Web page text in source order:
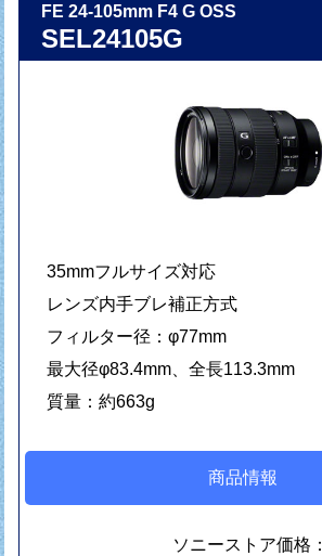
FE 24-105mm F4 G OSS
SEL24105G
35mmフルサイズ対応
レンズ内手ブレ補正方式
フィルター径：φ77mm
最大径φ83.4mm、全長113.3mm
質量：約663g
商品情報
ソニーストア価格：